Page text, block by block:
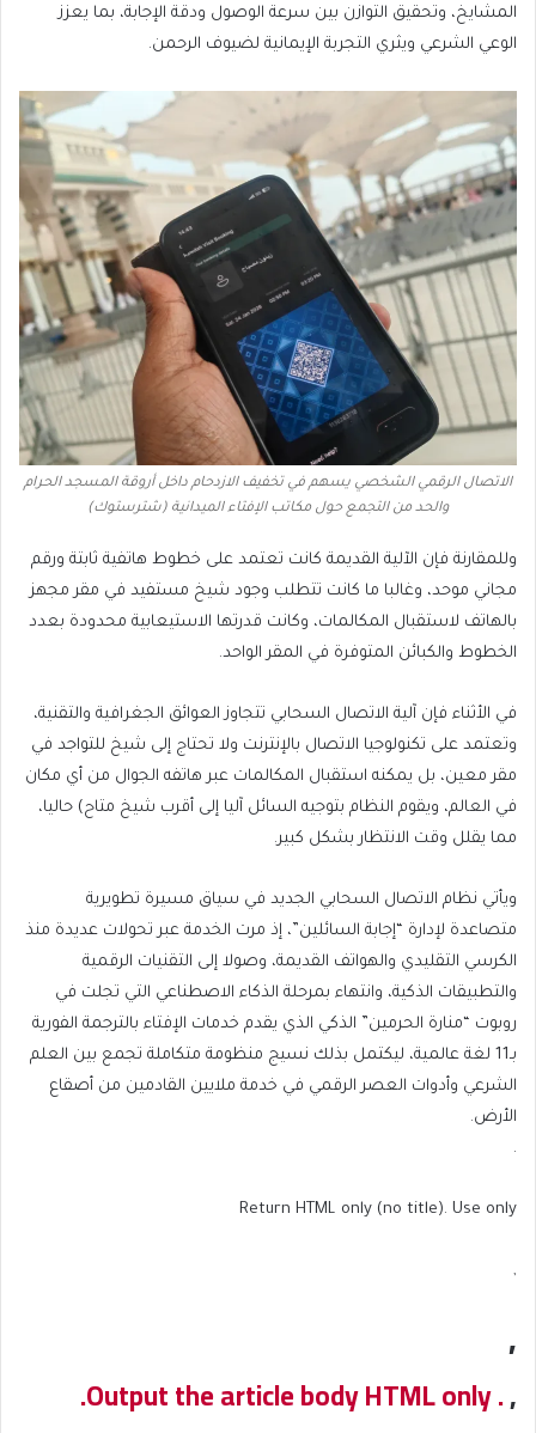
المشايخ، وتحقيق التوازن بين سرعة الوصول ودقة الإجابة، بما يعزز
الوعي الشرعي ويثري التجربة الإيمانية لضيوف الرحمن.
الاتصال الرقمي الشخصي يسهم في تخفيف الازدحام داخل أروقة المسجد الحرام
والحد من التجمع حول مكاتب الإفتاء الميدانية (شترستوك)
وللمقارنة فإن الآلية القديمة كانت تعتمد على خطوط هاتفية ثابتة ورقم
مجاني موحد، وغالبا ما كانت تتطلب وجود شيخ مستفيد في مقر مجهز
بالهاتف لاستقبال المكالمات، وكانت قدرتها الاستيعابية محدودة بعدد
الخطوط والكبائن المتوفرة في المقر الواحد.
في الأثناء فإن آلية الاتصال السحابي تتجاوز العوائق الجغرافية والتقنية،
وتعتمد على تكنولوجيا الاتصال بالإنترنت ولا تحتاج إلى شيخ للتواجد في
مقر معين، بل يمكنه استقبال المكالمات عبر هاتفه الجوال من أي مكان
في العالم، ويقوم النظام بتوجيه السائل آليا إلى أقرب شيخ متاح) حاليا،
مما يقلل وقت الانتظار بشكل كبير.
ويأتي نظام الاتصال السحابي الجديد في سياق مسيرة تطويرية
متصاعدة لإدارة “إجابة السائلين”، إذ مرت الخدمة عبر تحولات عديدة منذ
الكرسي التقليدي والهواتف القديمة، وصولا إلى التقنيات الرقمية
والتطبيقات الذكية، وانتهاء بمرحلة الذكاء الاصطناعي التي تجلت في
روبوت “منارة الحرمين” الذكي الذي يقدم خدمات الإفتاء بالترجمة الفورية
بـ11 لغة عالمية، ليكتمل بذلك نسيج منظومة متكاملة تجمع بين العلم
الشرعي وأدوات العصر الرقمي في خدمة ملايين القادمين من أصقاع
الأرض.
.
Return HTML only (no title). Use only
,
,
,
. Output the article body HTML only.